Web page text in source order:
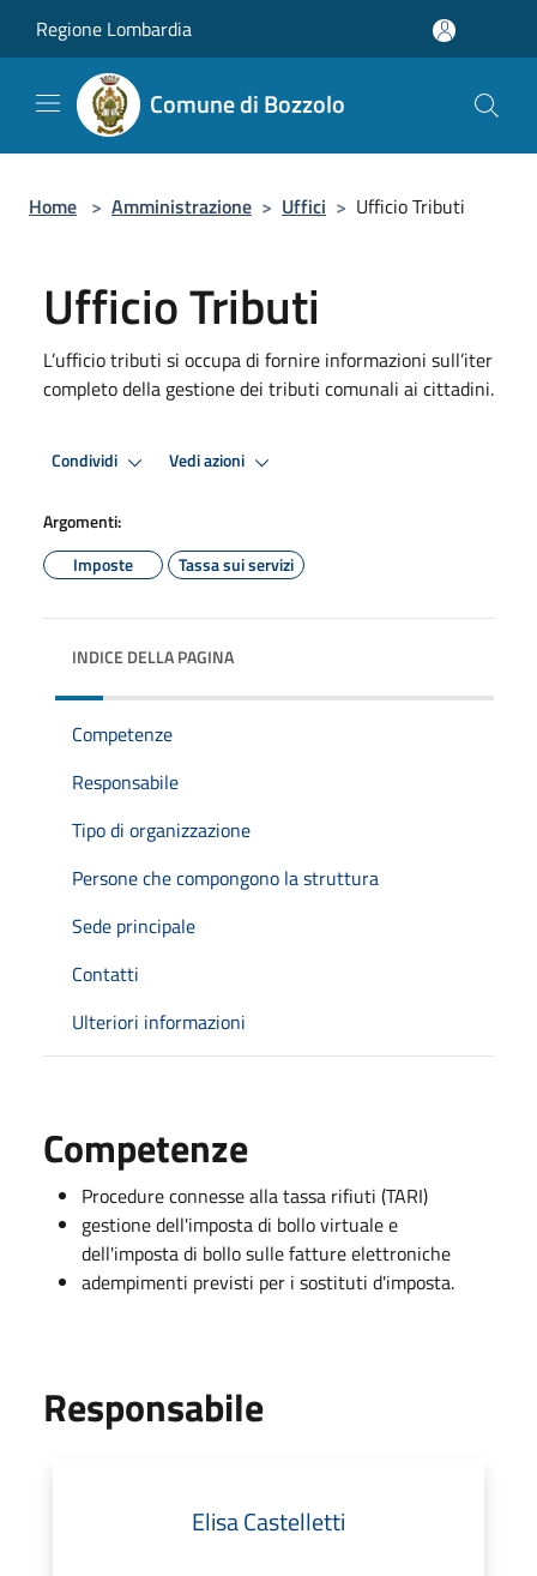
Regione Lombardia
Comune di Bozzolo
Home > Amministrazione > Uffici > Ufficio Tributi
Ufficio Tributi
L’ufficio tributi si occupa di fornire informazioni sull’iter
completo della gestione dei tributi comunali ai cittadini.
Condividi Vedi azioni
Argomenti:
Imposte
Tassa sui servizi
INDICE DELLA PAGINA
Competenze
Responsabile
Tipo di organizzazione
Persone che compongono la struttura
Sede principale
Contatti
Ulteriori informazioni
Competenze
Procedure connesse alla tassa rifiuti (TARI)
gestione dell'imposta di bollo virtuale e
dell'imposta di bollo sulle fatture elettroniche
adempimenti previsti per i sostituti d'imposta.
Responsabile
Elisa Castelletti